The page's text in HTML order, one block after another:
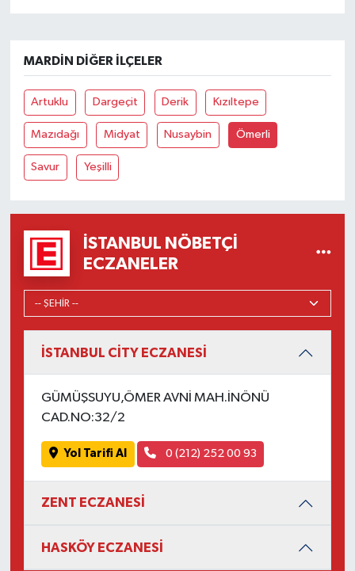
MARDIN DIĞER İLÇELER
Artuklu Dargeçit Derik Kızıltepe
Mazıdağı Midyat Nusaybin Ömerli
Savur Yeşilli
İSTANBUL NÖBETÇI
ECZANELER
İSTANBUL CİTY ECZANESİ
GÜMÜŞSUYU,ÖMER AVNİ MAH.İNÖNÜ
CAD.NO:32/2
Yol Tarifi Al 0 (212) 252 00 93
ZENT ECZANESİ
HASKÖY ECZANESİ